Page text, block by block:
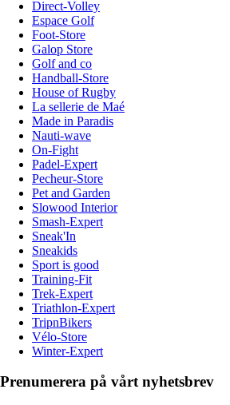
Direct-Volley
Espace Golf
Foot-Store
Galop Store
Golf and co
Handball-Store
House of Rugby
La sellerie de Maé
Made in Paradis
Nauti-wave
On-Fight
Padel-Expert
Pecheur-Store
Pet and Garden
Slowood Interior
Smash-Expert
Sneak'In
Sneakids
Sport is good
Training-Fit
Trek-Expert
Triathlon-Expert
TripnBikers
Vélo-Store
Winter-Expert
Prenumerera på vårt nyhetsbrev